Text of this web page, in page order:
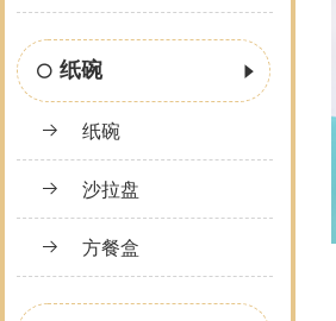
纸碗
纸碗
沙拉盘
方餐盒